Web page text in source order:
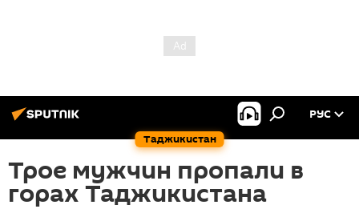
Таджикистан
РУС
Трое мужчин пропали в
горах Таджикистана